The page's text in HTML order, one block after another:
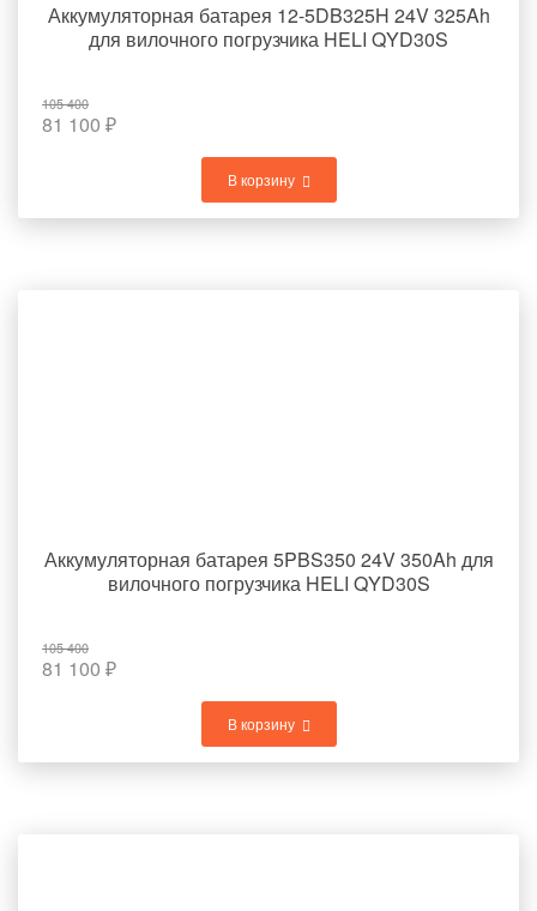
Аккумуляторная батарея 12-5DB325H 24V 325Ah
для вилочного погрузчика HELI QYD30S
105 400
81 100 ₽
В корзину
Аккумуляторная батарея 5PBS350 24V 350Ah для
вилочного погрузчика HELI QYD30S
105 400
81 100 ₽
В корзину